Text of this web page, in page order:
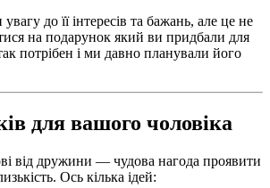
до її інтересів та бажань, але це не
на подарунок який ви придбали для
так потрібен і ми давно планували його
для вашого чоловіка
від дружини — чудова нагода проявити
Ось кілька ідей: